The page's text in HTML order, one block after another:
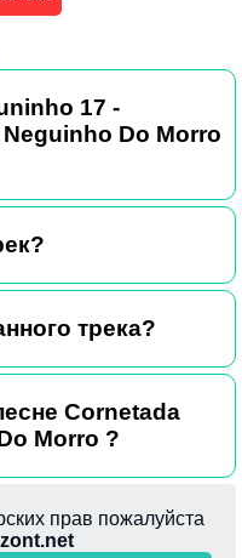
17 -
Do Morro
трека?
Cornetada
Morro ?
прав пожалуйста